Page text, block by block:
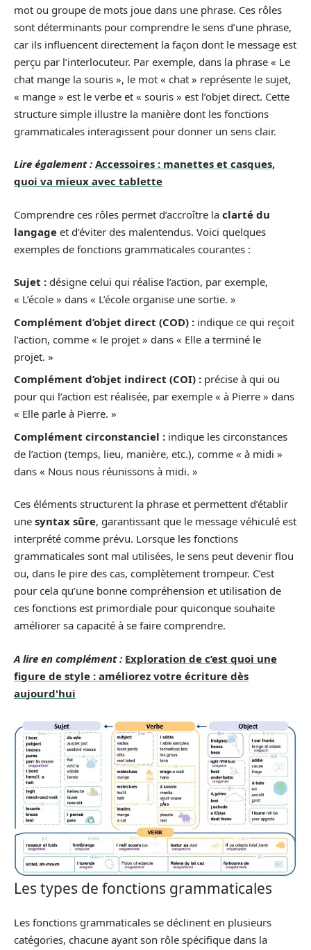
mot ou groupe de mots joue dans une phrase. Ces rôles
sont déterminants pour comprendre le sens d’une phrase,
car ils influencent directement la façon dont le message est
perçu par l’interlocuteur. Par exemple, dans la phrase « Le
chat mange la souris », le mot « chat » représente le sujet,
« mange » est le verbe et « souris » est l’objet direct. Cette
structure simple illustre la manière dont les fonctions
grammaticales interagissent pour donner un sens clair.
Lire également : Accessoires : manettes et casques,
quoi va mieux avec tablette
Comprendre ces rôles permet d’accroître la clarté du
langage et d’éviter des malentendus. Voici quelques
exemples de fonctions grammaticales courantes :
Sujet : désigne celui qui réalise l’action, par exemple,
« L’école » dans « L’école organise une sortie. »
Complément d’objet direct (COD) : indique ce qui reçoit
l’action, comme « le projet » dans « Elle a terminé le
projet. »
Complément d’objet indirect (COI) : précise à qui ou
pour qui l’action est réalisée, par exemple « à Pierre » dans
« Elle parle à Pierre. »
Complément circonstanciel : indique les circonstances
de l’action (temps, lieu, manière, etc.), comme « à midi »
dans « Nous nous réunissons à midi. »
Ces éléments structurent la phrase et permettent d’établir
une syntax sûre, garantissant que le message véhiculé est
interprété comme prévu. Lorsque les fonctions
grammaticales sont mal utilisées, le sens peut devenir flou
ou, dans le pire des cas, complètement trompeur. C’est
pour cela qu’une bonne compréhension et utilisation de
ces fonctions est primordiale pour quiconque souhaite
améliorer sa capacité à se faire comprendre.
A lire en complément : Exploration de c’est quoi une
figure de style : améliorez votre écriture dès
aujourd'hui
Les types de fonctions grammaticales
Les fonctions grammaticales se déclinent en plusieurs
catégories, chacune ayant son rôle spécifique dans la